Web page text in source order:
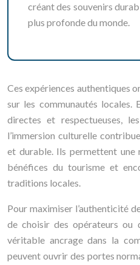
créant des souvenirs
plus profonde du monde.
Ces expériences authentiques
sur les communautés locales.
directes et respectueuses,
l’immersion culturelle
et durable. Ils permettent
bénéfices du tourisme et
traditions locales.
Pour maximiser l’authenticité
de choisir des opérateurs ou
véritable ancrage dans la
peuvent ouvrir des portes